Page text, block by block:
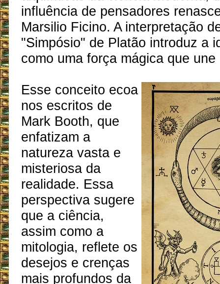
influência de pensadores
Marsilio Ficino. A interpretação
"Simpósio" de Platão introduz a
como uma força mágica que
Esse conceito ecoa
nos escritos de
Mark Booth, que
enfatizam a
natureza vasta e
misteriosa da
realidade. Essa
perspectiva sugere
que a ciência,
assim como a
mitologia, reflete os
desejos e crenças
mais profundos da